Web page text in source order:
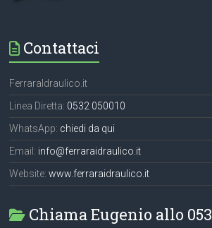
Contattaci
FerraraIdraulico.it
Linea Diretta: 0532 050010
WhatsApp: chiedi da qui
Email: info@ferraraidraulico.it
Website:www.ferraraidraulico.it
Chiama Eugenio allo